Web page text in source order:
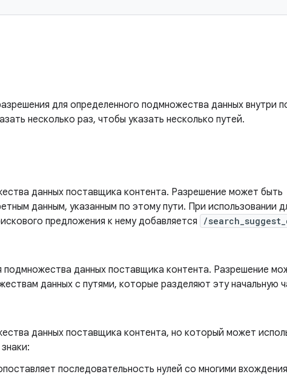
для определенного подмножества данных внутри
несколько раз, чтобы указать несколько путей.
данных поставщика контента. Разрешение может быть
данным, указанным по этому пути. При использовании
предложения к нему добавляется
/
подмножества данных поставщика контента. Разрешение
данных с путями, которые разделяют эту начальную
данных поставщика контента, но который может
последовательность нулей со многими